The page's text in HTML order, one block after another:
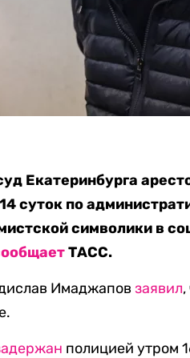
Екатеринбурга
суток по
символики в
ТАСС.
Имаджаповзаявил
полицией утром